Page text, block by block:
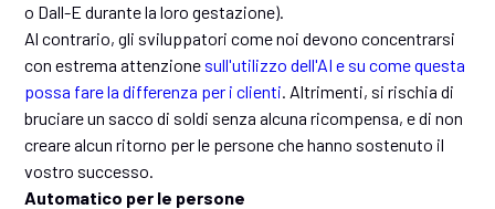
o Dall-E durante la loro gestazione).
Al contrario, gli sviluppatori come noi devono concentrarsi
con estrema attenzione sull'utilizzo dell'AI e su come questa
possa fare la differenza per i clienti. Altrimenti, si rischia di
bruciare un sacco di soldi senza alcuna ricompensa, e di non
creare alcun ritorno per le persone che hanno sostenuto il
vostro successo.
Automatico per le persone